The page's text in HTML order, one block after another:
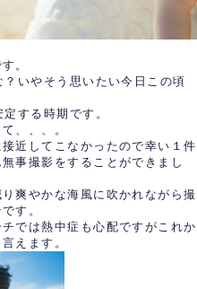
。
いやそう思いたい今日この頃
する時期です。
、、、。
近してこなかったので幸い１件
事撮影をすることができまし
爽やかな海風に吹かれながら撮
す。
では熱中症も心配ですがこれか
えます。